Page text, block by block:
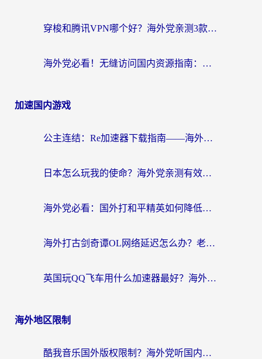
穿梭和腾讯VPN哪个好？海外党亲测3款热门回国加速器，附避坑指南
海外党必看！无缝访问国内资源指南：从vpn官网下载到加速器选择（附番茄实测）
加速国内游戏
公主连结：Re加速器下载指南——海外党不再错过国服活动的秘密武器
日本怎么玩我的使命？海外党亲测有效的国服游戏加速指南（附避坑技巧）
海外党必看：国外打和平精英如何降低延迟？附3款热门国服游戏加速方案
海外打古剑奇谭OL网络延迟怎么办？老玩家亲测有效的加速器选择指南
英国玩QQ飞车用什么加速器最好？海外党亲测，告别漂移卡顿的终极选择
海外地区限制
酷我音乐国外版权限制？海外党听国内歌、玩游戏、看剧的一站式解决方案